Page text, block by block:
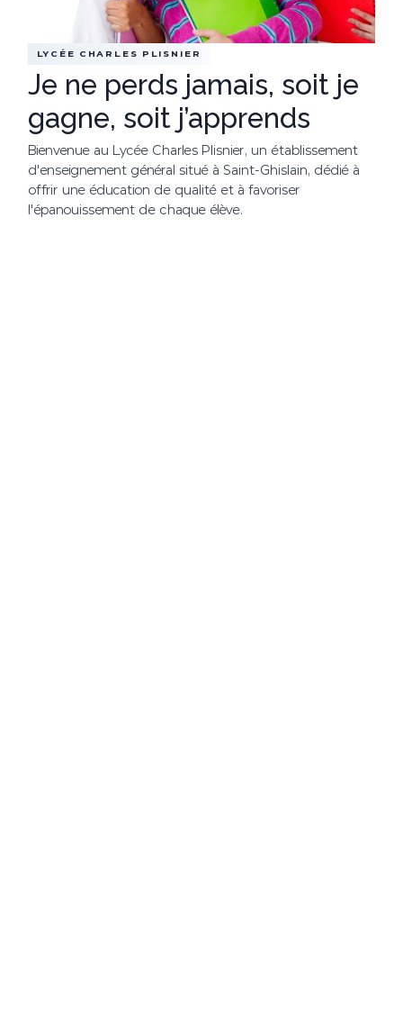
LYCÉE CHARLES PLISNIER
Je ne perds jamais, soit je
gagne, soit j’apprends
Bienvenue au Lycée Charles Plisnier, un établissement
d'enseignement général situé à Saint-Ghislain, dédié à
offrir une éducation de qualité et à favoriser
l'épanouissement de chaque élève.